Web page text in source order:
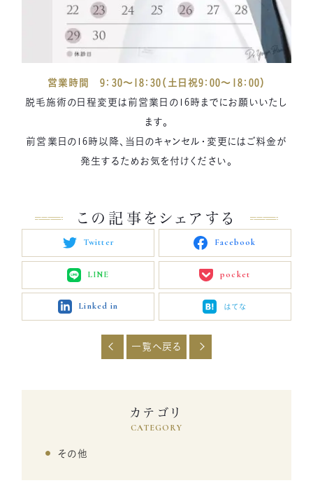
営業時間 9：30～18：30（土日祝9：00～18：00）
脱毛施術の日程変更は前営業日の16時までにお願いいたし
ます。
前営業日の16時以降、当日のキャンセル・変更にはご料金が
発生するためお気を付けください。
この記事をシェアする
Twitter Facebook
LINE pocket
Linked in はてな
一覧へ戻る
カテゴリ
CATEGORY
その他